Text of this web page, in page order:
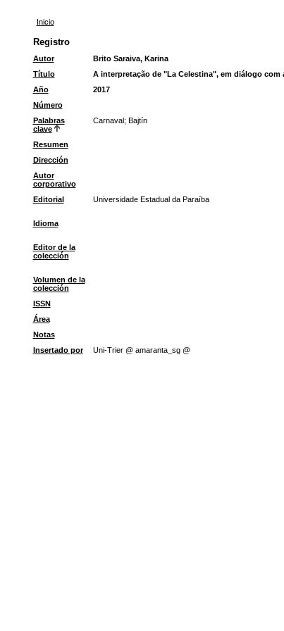
Inicio
Registro
Autor
Brito Saraiva, Karina
Título
A interpretação de "La Celestina", em diálogo com
Año
2017
Número
Palabras
clave
Carnaval; Bajtín
Resumen
Dirección
Autor
corporativo
Editorial Universidade Estadual da Paraíba
Idioma
Editor de la
colección
Volumen de la
colección
ISSN
Área
Notas
Insertado por
Uni-Trier @ amaranta_sg @